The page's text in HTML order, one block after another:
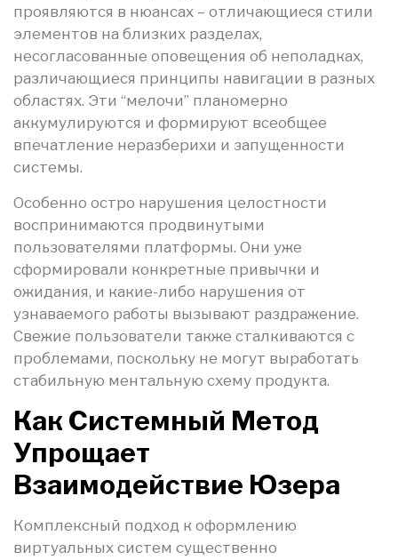
проявляются в нюансах – отличающиеся стили
элементов на близких разделах,
несогласованные оповещения об неполадках,
различающиеся принципы навигации в разных
областях. Эти “мелочи” планомерно
аккумулируются и формируют всеобщее
впечатление неразберихи и запущенности
системы.
Особенно остро нарушения целостности
воспринимаются продвинутыми
пользователями платформы. Они уже
сформировали конкретные привычки и
ожидания, и какие-либо нарушения от
узнаваемого работы вызывают раздражение.
Свежие пользователи также сталкиваются с
проблемами, поскольку не могут выработать
стабильную ментальную схему продукта.
Как Системный Метод
Упрощает
Взаимодействие Юзера
Комплексный подход к оформлению
виртуальных систем существенно